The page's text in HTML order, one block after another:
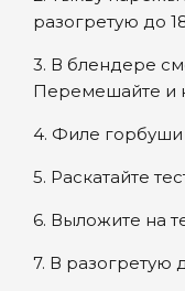
разогретую до
3. В блендере
Перемешайте и
4. Филе горбуши
5. Раскатайте
6. Выложите на
7. В разогретую